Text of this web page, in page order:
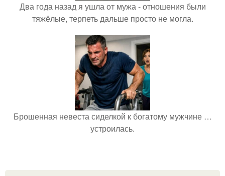
Два года назад я ушла от мужа - отношения были
тяжёлые, терпеть дальше просто не могла.
Брошенная невеста сиделкой к богатому мужчине …
устроилась.